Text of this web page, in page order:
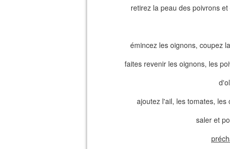
retirez la peau des poivrons
émincez les oignons, coupez
faites revenir les oignons, les
ajoutez l'ail, les tomates,
saler et